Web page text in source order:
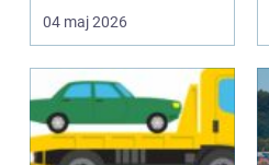
fö...
04 maj 2026